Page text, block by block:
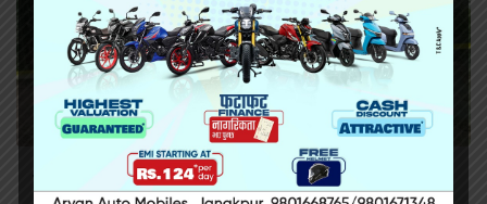
सिराहामा गोली प्रहार गरी हत्या